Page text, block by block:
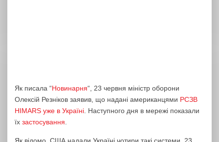
Як писала “Новинарня“, 23 червня міністр оборони
Олексій Резніков заявив, що надані американцями РСЗВ
HIMARS уже в Україні . Наступного дня в мережі показали
їх застосування
Як відомо, США надали Україні чотири такі системи. 23